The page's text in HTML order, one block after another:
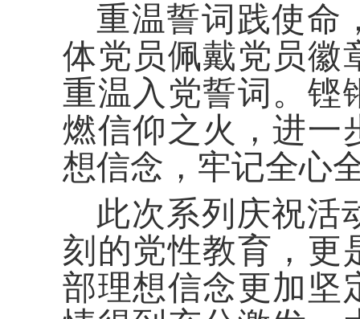
重温誓词践使命
体党员佩戴党员徽
重温入党誓词。铿
燃信仰之火，进一
想信念，牢记全心
此次系列庆祝活
刻的党性教育，更
部理想信念更加坚